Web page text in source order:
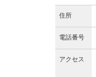
住所
電話番号
アクセス